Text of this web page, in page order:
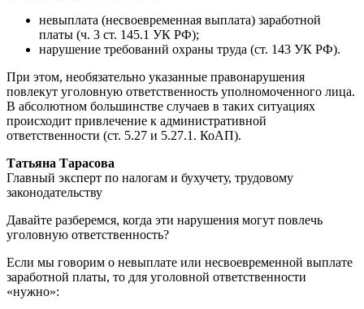
невыплата (несвоевременная выплата) заработной
платы (ч. 3 ст. 145.1 УК РФ);
нарушение требований охраны труда (ст. 143 УК РФ).
При этом, необязательно указанные правонарушения
повлекут уголовную ответственность уполномоченного лица.
В абсолютном большинстве случаев в таких ситуациях
происходит привлечение к административной
ответственности (ст. 5.27 и 5.27.1. КоАП).
Татьяна Тарасова
Главный эксперт по налогам и бухучету, трудовому
законодательству
Давайте разберемся, когда эти нарушения могут повлечь
уголовную ответственность?
Если мы говорим о невыплате или несвоевременной выплате
заработной платы, то для уголовной ответственности
«нужно»: